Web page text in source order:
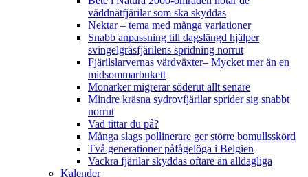
väddnätfjärilar som ska skyddas
Nektar – tema med många variationer
Snabb anpassning till dagslängd hjälper
svingelgräsfjärilens spridning norrut
Fjärilslarvernas värdväxter– Mycket mer än en
midsommarbukett
Monarker migrerar söderut allt senare
Mindre kräsna sydrovfjärilar sprider sig snabbt
norrut
Vad tittar du på?
Många slags pollinerare ger större bomullsskörd
Två generationer påfågelöga i Belgien
Vackra fjärilar skyddas oftare än alldagliga
Kalender